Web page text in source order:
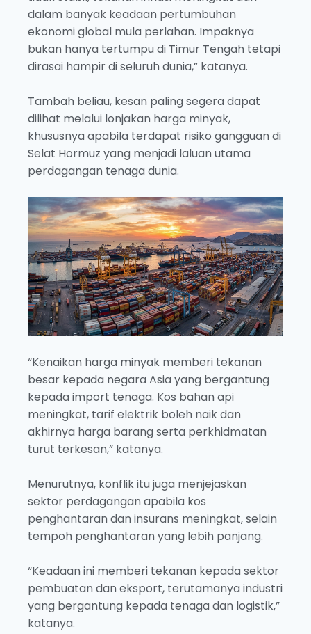
dalam banyak keadaan pertumbuhan
ekonomi global mula perlahan. Impaknya
bukan hanya tertumpu di Timur Tengah tetapi
dirasai hampir di seluruh dunia,” katanya.
Tambah beliau, kesan paling segera dapat
dilihat melalui lonjakan harga minyak,
khususnya apabila terdapat risiko gangguan di
Selat Hormuz yang menjadi laluan utama
perdagangan tenaga dunia.
“Kenaikan harga minyak memberi tekanan
besar kepada negara Asia yang bergantung
kepada import tenaga. Kos bahan api
meningkat, tarif elektrik boleh naik dan
akhirnya harga barang serta perkhidmatan
turut terkesan,” katanya.
Menurutnya, konflik itu juga menjejaskan
sektor perdagangan apabila kos
penghantaran dan insurans meningkat, selain
tempoh penghantaran yang lebih panjang.
“Keadaan ini memberi tekanan kepada sektor
pembuatan dan eksport, terutamanya industri
yang bergantung kepada tenaga dan logistik,”
katanya.